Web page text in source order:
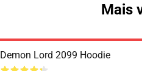
Mais
Demon Lord 2099 Hoodie